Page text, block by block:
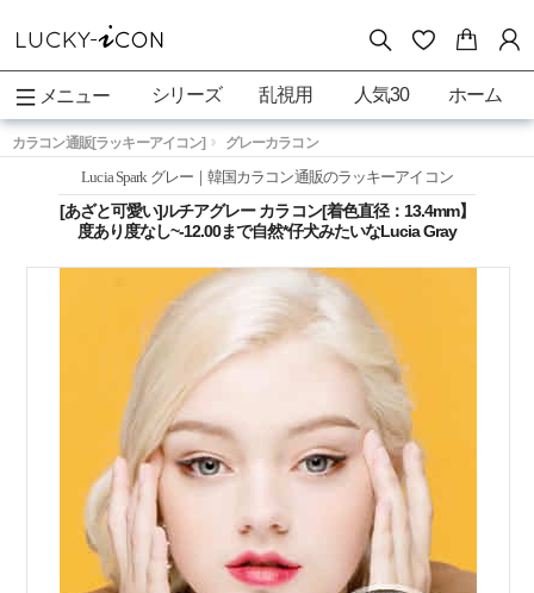
メニュー シリーズ 乱視用 人気30 ホーム
カラコン通販[ラッキーアイコン] グレーカラコン
Lucia Spark グレー｜韓国カラコン通販のラッキーアイコン
[あざと可愛い]ルチアグレー カラコン[着色直径：13.4mm】
度あり度なし~-12.00まで自然*仔犬みたいなLucia Gray